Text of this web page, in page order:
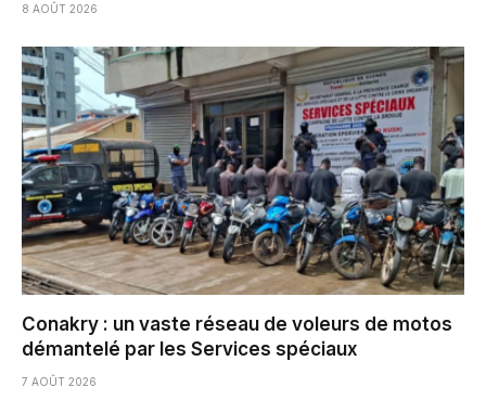
8 AOÛT 2026
Conakry : un vaste réseau de voleurs de motos
démantelé par les Services spéciaux
7 AOÛT 2026